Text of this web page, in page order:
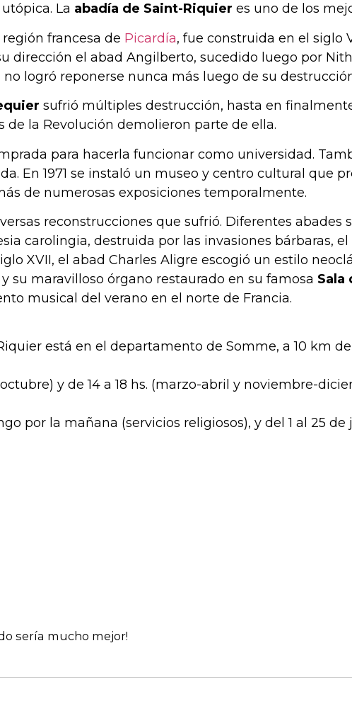
La abadía de Saint-Riquier es uno de los
francesa de Picardía, fue construida en el siglo
dirección el abad Angilberto, sucedido luego por
logró reponerse nunca más luego de su
sufrió múltiples destrucción, hasta en
de la Revolución demolieron parte de ella.
para hacerla funcionar como universidad.
En 1971 se instaló un museo y centro cultural que
de numerosas exposiciones temporalmente.
reconstrucciones que sufrió. Diferentes abades
carolingia, destruida por las invasiones bárbaras,
XVII, el abad Charles Aligre escogió un estilo
su maravilloso órgano restaurado en su famosa Sala
musical del verano en el norte de Francia.
está en el departamento de Somme, a 10 km
y de 14 a 18 hs. (marzo-abril y noviembre-
por la mañana (servicios religiosos), y del 1 al 25
sería mucho mejor!